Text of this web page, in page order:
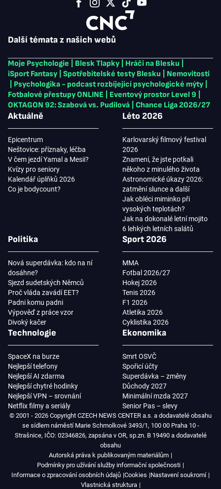
Další témata z našich webů
Moje Psychologie Blesk Tlapky Hráči na Blesku
iSport Fantasy
Spotřebitelské testy Blesku
Nemovitosti
Psychologika - podcast rozbíjející psychologické mýty
Fotbalové přestupy ONLINE
Eventový prostor Level 9
OKTAGON 92: Szabová vs. Pudilová
Chance Liga 2026/27
Aktuálně
Epicentrum
Neštovice: příznaky, léčba
V čem jezdí Yamal a Mesii?
Kvízy pro seniory
Kalendář úplňků 2026
Co je bodycount?
Léto 2026
Karlovarský filmový festival
2026
Znamení, že jste potkali
někoho z minulého života
Astronomické úkazy 2026:
zatmění slunce a další
Jak obléci miminko při
vysokých teplotách?
Jak na dokonalé letní mojito
6 lehkých letních salátů
Politika
Nová superdávka: kdo na ní
dosáhne?
Sjezd sudetských Němců
Proč vláda zavádí EET?
Padni komu padni
Výpověď z práce vzor
Divoký kačer
Sport 2026
MMA
Fotbal 2026/27
Hokej 2026
Tenis 2026
F1 2026
Atletika 2026
Cyklistika 2026
Technologie
SpaceX na burze
Nejlepší telefony
Nejlepší AI zdarma
Nejlepší chytré hodinky
Nejlepší VPN – srovnání
Netflix filmy a seriály
Ekonomika
Smrt OSVČ
Spořicí účty
Superdávka – změny
Důchody 2027
Minimální mzda 2027
Senior Pas – slevy
© 2001 - 2026 Copyright CZECH NEWS CENTER a.s. a dodavatelé obsahu
se sídlem náměstí Marie Schmolkové 3493/1, 100 00 Praha 10 -
Strašnice, IČO: 02346826, zapsána v OR, sp.zn. B 19490 a dodavatelé
obsahu
Autorská práva k publikovaným materiálům
Podmínky pro užívání služby informační společnosti
Informace o zpracování osobních údajů Cookies Nastavení soukromí
Vlastnická struktura